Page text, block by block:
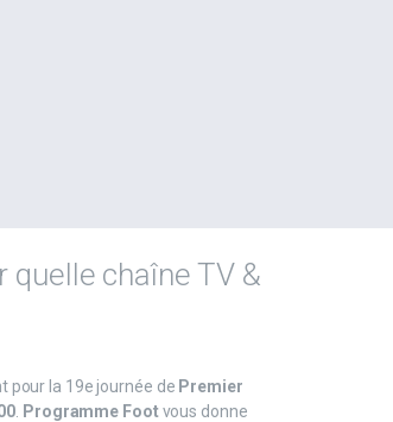
quelle chaîne TV &
pour la 19e journée de Premier
Programme Footvous donne